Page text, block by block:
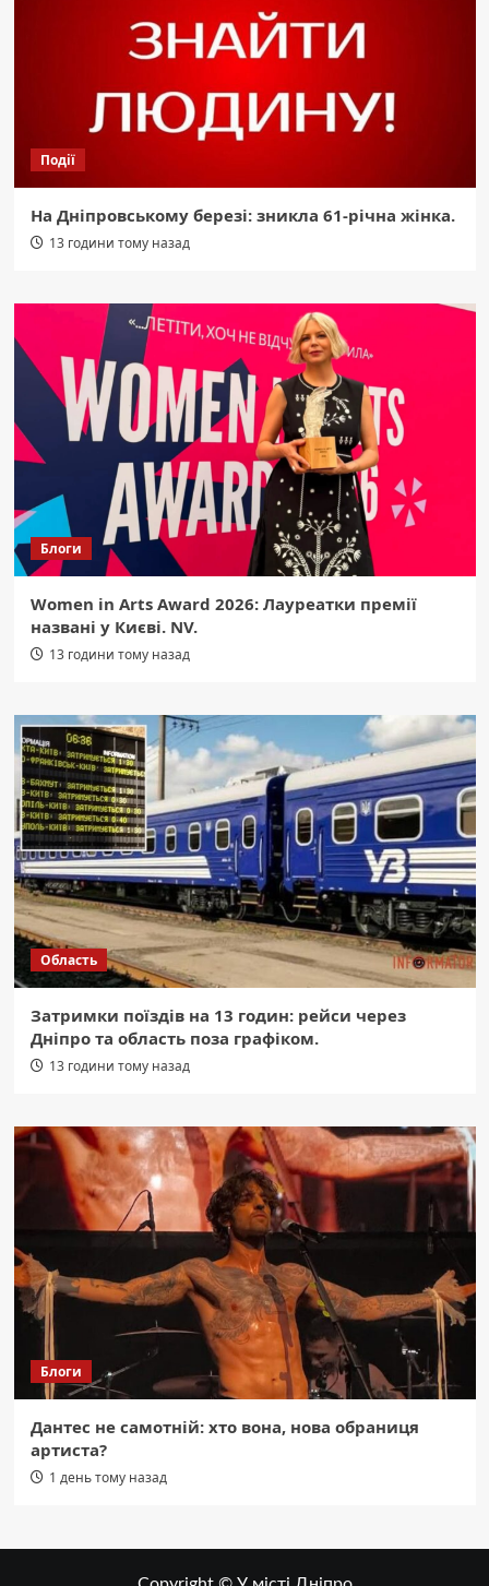
Події
На Дніпровському березі: зникла 61-річна жінка.
13 години тому назад
Блоги
Women in Arts Award 2026: Лауреатки премії
названі у Києві. NV.
13 години тому назад
Область
Затримки поїздів на 13 годин: рейси через
Дніпро та область поза графіком.
13 години тому назад
Блоги
Дантес не самотній: хто вона, нова обраниця
артиста?
1 день тому назад